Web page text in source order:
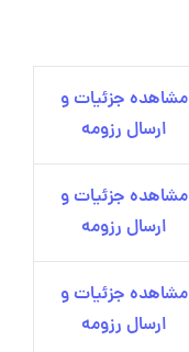
مشاهده جزئیات و
ارسال رزومه
مشاهده جزئیات و
ارسال رزومه
مشاهده جزئیات و
ارسال رزومه